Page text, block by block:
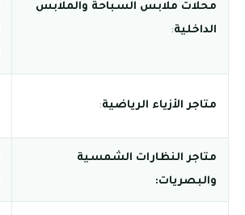
محلات ملابس السباحة والملابس
الداخلية:
متاجر الأزياء الرياضية:
متاجر النظارات الشمسية
والبصريات: